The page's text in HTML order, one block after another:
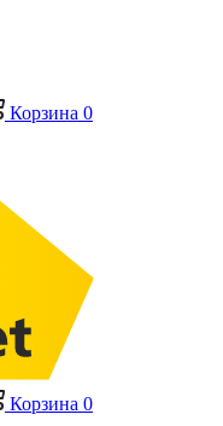
Корзина 0
Корзина 0